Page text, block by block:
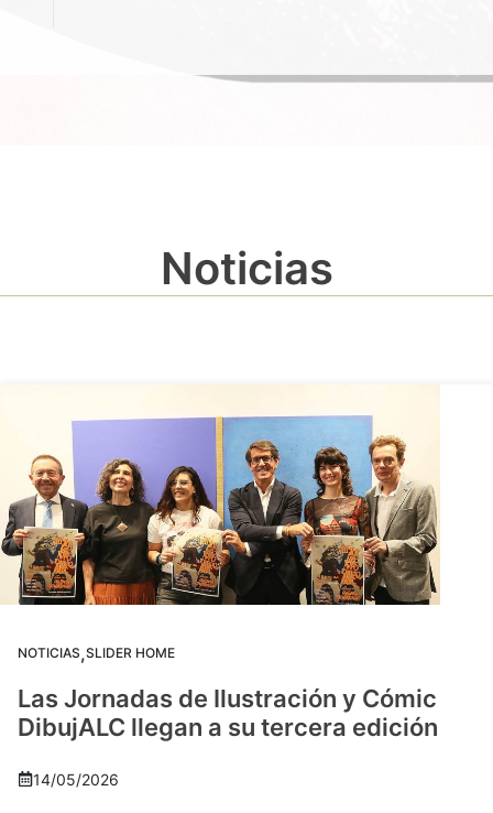
Noticias
NOTICIAS,SLIDER HOME
Las Jornadas de Ilustración y Cómic
DibujALC llegan a su tercera edición
14/05/2026